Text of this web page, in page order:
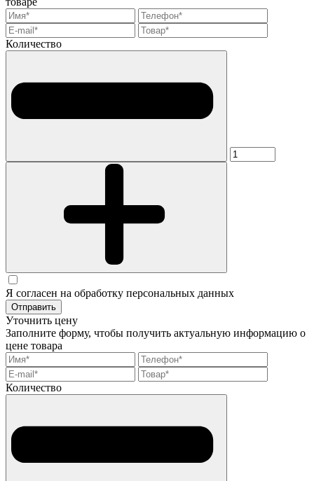
Количество
Я согласен на обработку персональных данных
Отправить
Уточнить цену
Заполните форму, чтобы получить актуальную информацию о
цене товара
Количество